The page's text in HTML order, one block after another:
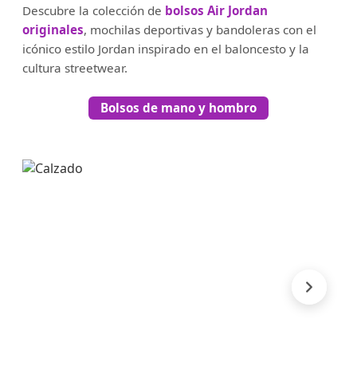
Descubre la colección de bolsos Air Jordan
originales, mochilas deportivas y bandoleras con el
icónico estilo Jordan inspirado en el baloncesto y la
cultura streetwear.
Bolsos de mano y hombro